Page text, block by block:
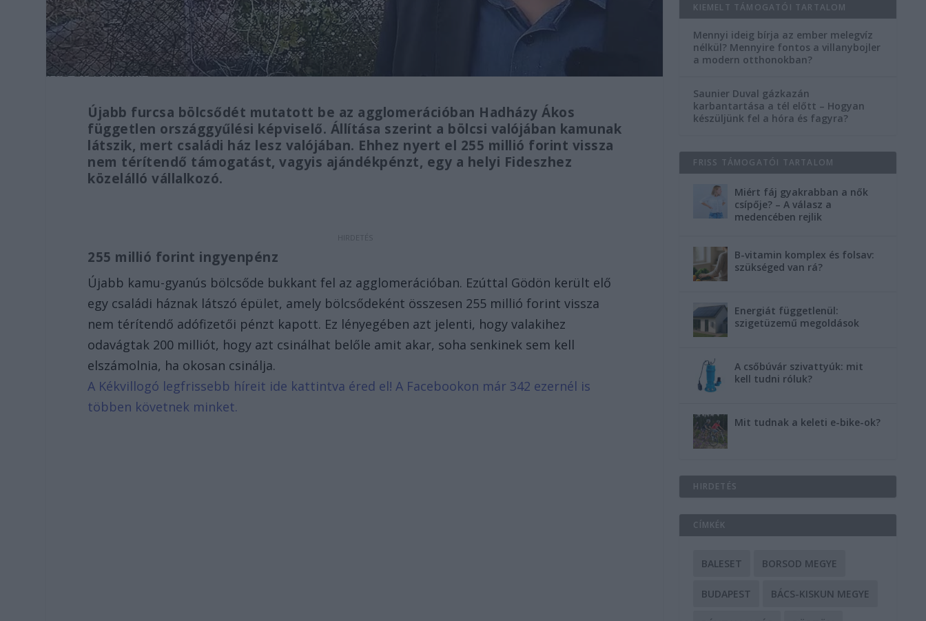
Újabb furcsa bölcsődét mutatott be az agglomerációban Hadházy Ákos
független országgyűlési képviselő. Állítása szerint a bölcsi valójában kamunak
látszik, mert családi ház lesz valójában. Ehhez nyert el 255 millió forint vissza
nem térítendő támogatást, vagyis ajándékpénzt, egy a helyi Fideszhez
közelálló vállalkozó.
255 millió forint ingyenpénz
Újabb kamu-gyanús bölcsőde bukkant fel az agglomerációban. Ezúttal Gödön került elő
egy családi háznak látszó épület, amely bölcsődeként összesen 255 millió forint vissza
nem térítendő adófizetői pénzt kapott. Ez lényegében azt jelenti, hogy valakihez
odavágtak 200 milliót, hogy azt csinálhat belőle amit akar, soha senkinek sem kell
elszámolnia, ha okosan csinálja.
A Kékvillogó legfrissebb híreit ide kattintva éred el! A Facebookon már 342 ezernél is
többen követnek minket.
KIEMELT TÁMOGATÓI TARTALOM
Mennyi ideig bírja az ember melegvíz
nélkül? Mennyire fontos a villanybojler
a modern otthonokban?
Saunier Duval gázkazán
karbantartása a tél előtt – Hogyan
készüljünk fel a hóra és fagyra?
FRISS TÁMOGATÓI TARTALOM
Miért fáj gyakrabban a nők
csípője? – A válasz a
medencében rejlik
B-vitamin komplex és folsav:
szükséged van rá?
Energiát függetlenül:
szigetüzemű megoldások
A csőbúvár szivattyúk: mit
kell tudni róluk?
Mit tudnak a keleti e-bike-ok?
HIRDETÉS
CÍMKÉK
BALESET BORSOD MEGYE
BUDAPEST BÁCS-KISKUN MEGYE